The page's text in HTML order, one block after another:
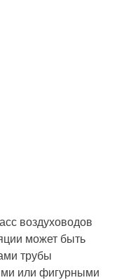
воздуховодов
может быть
трубы
или фигурными